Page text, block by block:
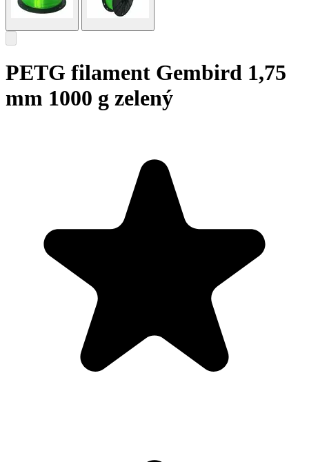
PETG filament Gembird 1,75
mm 1000 g zelený